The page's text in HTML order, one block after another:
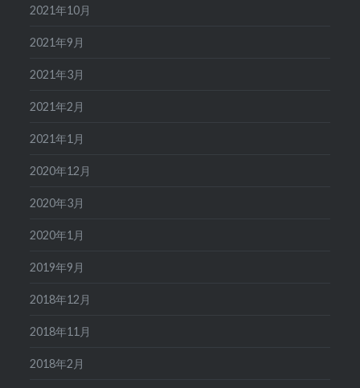
2021年10月
2021年9月
2021年3月
2021年2月
2021年1月
2020年12月
2020年3月
2020年1月
2019年9月
2018年12月
2018年11月
2018年2月